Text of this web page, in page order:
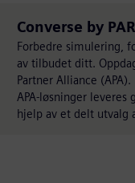
Converse by
Forbedre simulering,
av tilbudet ditt.
Partner Alliance (APA).
APA-løsninger
hjelp av et delt utvalg